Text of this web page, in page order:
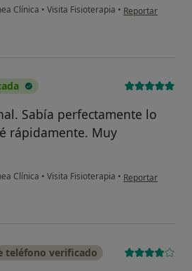
Clínica • Visita Fisioterapia • en opinión del
Reportar
Sabía perfectamente lo
rápidamente. Muy
Clínica • Visita Fisioterapia • en opinión del
Reportar
teléfono verificado